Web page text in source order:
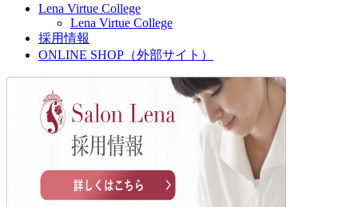
Lena Virtue College
Lena Virtue College
採用情報
ONLINE SHOP（外部サイト）